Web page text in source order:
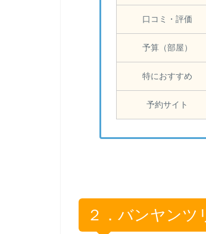
口コミ・評価
予算（部屋）
特におすすめ
予約サイト
２．バンヤンツ